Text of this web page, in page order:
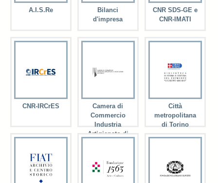
A.I.S.Re
Bilanci
d'impresa
CNR SDS-GE e
CNR-IMATI
CNR-IRCrES
Camera di
Commercio
Industria
Artigianato di
Città
metropolitana
di Torino